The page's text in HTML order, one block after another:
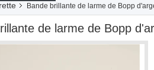
Bande brillante de larme de Bopp
de larme de Bopp